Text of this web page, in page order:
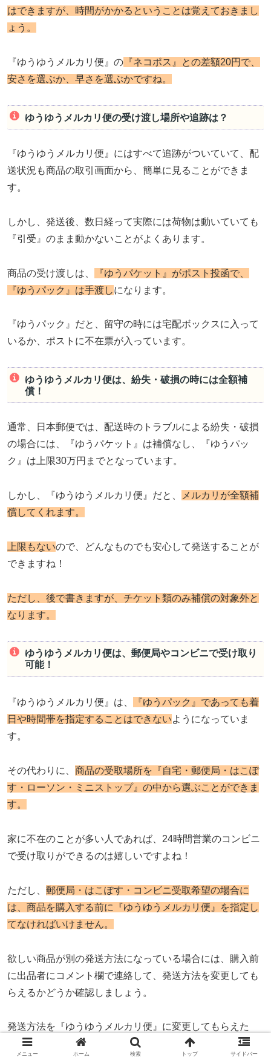
はできますが、時間がかかるということは覚えておきまし
ょう。
『ゆうゆうメルカリ便』の 『ネコポス』との差額20円で、
安さを選ぶか、早さを選ぶかですね。
ゆうゆうメルカリ便の受け渡し場所や追跡は？
『ゆうゆうメルカリ便』にはすべて追跡がついていて、配
送状況も商品の取引画面から、簡単に見ることができま
す。
しかし、発送後、数日経って実際には荷物は動いていても
『引受』のまま動かないことがよくあります。
商品の受け渡しは、
『ゆうパケット』がポスト投函で、
『ゆうパック』は手渡しになります。
『ゆうパック』だと、留守の時には宅配ボックスに入って
いるか、ポストに不在票が入っています。
ゆうゆうメルカリ便は、紛失・破損の時には全額補
償！
通常、日本郵便では、配送時のトラブルによる紛失・破損
の場合には、『ゆうパケット』は補償なし、『ゆうパッ
ク』は上限30万円までとなっています。
しかし、『ゆうゆうメルカリ便』だと、
メルカリが全額補
償してくれます。
上限もないので、どんなものでも安心して発送することが
できますね！
ただし、後で書きますが、チケット類のみ補償の対象外と
なります。
ゆうゆうメルカリ便は、郵便局やコンビニで受け取り
可能！
『ゆうゆうメルカリ便』は、
『ゆうパック』であっても着
日や時間帯を指定することはできないようになっていま
す。
その代わりに、 商品の受取場所を『自宅・郵便局・はこぽ
す・ローソン・ミニストップ』の中から選ぶことができま
す。
家に不在のことが多い人であれば、24時間営業のコンビニ
で受け取りができるのは嬉しいですよね！
ただし、 郵便局・はこぽす・コンビニ受取希望の場合に
は、商品を購入する前に『ゆうゆうメルカリ便』を指定し
てなければいけません。
欲しい商品が別の発送方法になっている場合には、購入前
に出品者にコメント欄で連絡して、発送方法を変更しても
らえるかどうか確認しましょう。
発送方法を『ゆうゆうメルカリ便』に変更してもらえた
ら、購入手続き時か取引開始後に、購入者自身が商品取引
メニュー ホーム 検索 トップ サイドバー